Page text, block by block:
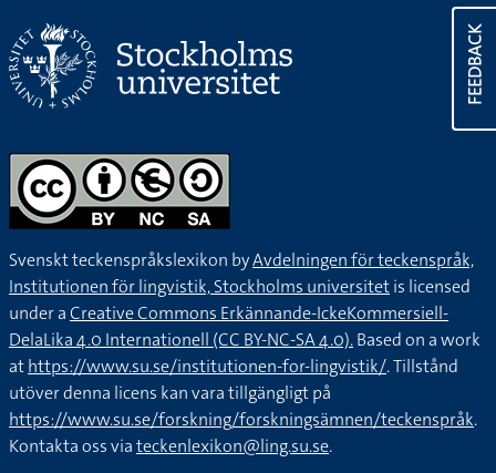
FEEDBACK
Svenskt teckenspråkslexikon byAvdelningen för teckenspråk,
Institutionen för lingvistik, Stockholms universitetis licensed
under aCreative Commons Erkännande-IckeKommersiell-
DelaLika 4.0 Internationell (CC BY-NC-SA 4.0).Based on a work
athttps://www.su.se/institutionen-for-lingvistik/. Tillstånd
utöver denna licens kan vara tillgängligt på
https://www.su.se/forskning/forskningsämnen/teckenspråk.
Kontakta oss viateckenlexikon@ling.su.se.